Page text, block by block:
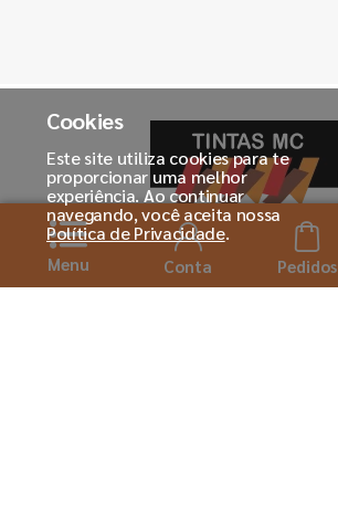
Menu Conta Pedidos
Cookies
Este site utiliza cookies para te
proporcionar uma melhor
experiência. Ao continuar
navegando, você aceita nossa
Política de Privacidade.
Horário de atendimento:
Seg. á Sexta-feira das 08h ás 18:00h